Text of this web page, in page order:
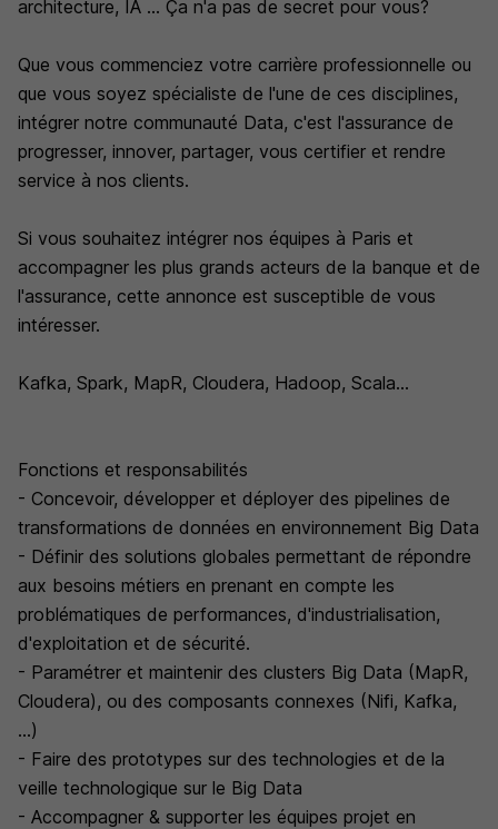
architecture, IA ... Ça n'a pas de secret pour vous?
Que vous commenciez votre carrière professionnelle ou
que vous soyez spécialiste de l'une de ces disciplines,
intégrer notre communauté Data, c'est l'assurance de
progresser, innover, partager, vous certifier et rendre
service à nos clients.
Si vous souhaitez intégrer nos équipes à Paris et
accompagner les plus grands acteurs de la banque et de
l'assurance, cette annonce est susceptible de vous
intéresser.
Kafka, Spark, MapR, Cloudera, Hadoop, Scala...
Fonctions et responsabilités
- Concevoir, développer et déployer des pipelines de
transformations de données en environnement Big Data
- Définir des solutions globales permettant de répondre
aux besoins métiers en prenant en compte les
problématiques de performances, d'industrialisation,
d'exploitation et de sécurité.
- Paramétrer et maintenir des clusters Big Data (MapR,
Cloudera), ou des composants connexes (Nifi, Kafka,
...)
- Faire des prototypes sur des technologies et de la
veille technologique sur le Big Data
- Accompagner & supporter les équipes projet en